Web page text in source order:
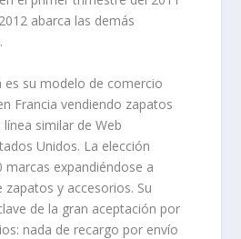
abarca las demás
es su modelo de comercio
Francia vendiendo zapatos
similar de Web
Unidos. La elección
marcas expandiéndose a
zapatos y accesorios. Su
de la gran aceptación por
nada de recargo por envío